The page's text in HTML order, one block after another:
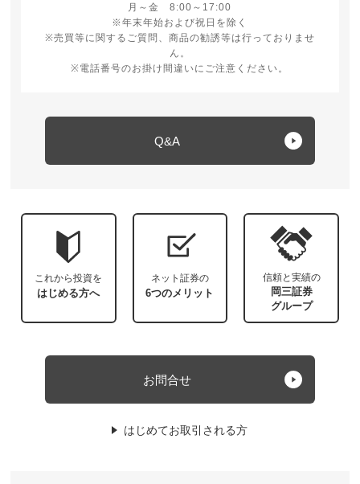
月～金 8:00～17:00
月曜日から金曜日 8時から17時
※年末年始および祝日を除く
※売買等に関するご質問、商品の勧誘等は行っておりませ
ん。
※電話番号のお掛け間違いにご注意ください。
Q&A
これから投資を
はじめる方へ
ネット証券の
6つのメリット
信頼と実績の
岡三証券
グループ
お問合せ
はじめてお取引される方